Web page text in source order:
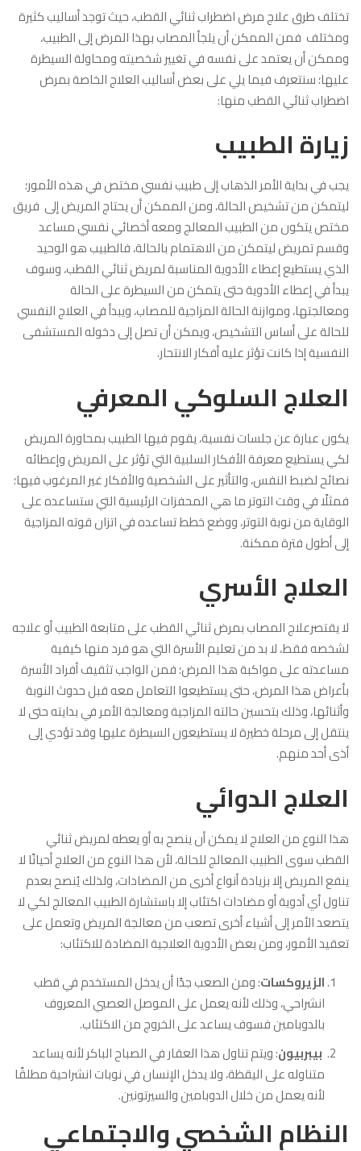
تختلف طرق علاج مرض اضطراب ثنائي القطب، حيث توجد أساليب كثيرة
ومختلف فمن الممكن أن يلجأ المصاب بهذا المرض إلى الطبيب،
وممكن أن يعتمد على نفسه في تغيير شخصيته ومحاولة السيطرة
عليها؛ سنتعرف فيما يلي على بعض أساليب العلاج الخاصة بمرض
اضطراب ثنائي القطب منها:
زيارة الطبيب
يجب في بداية الأمر الذهاب إلى طبيب نفسي مختص في هذه الأمور؛
ليتمكن من تشخيص الحالة، ومن الممكن أن يحتاج المريض إلى فريق
مختص يتكون من الطبيب المعالج ومعه أخصائي نفسي مساعد
وقسم تمريض ليتمكن من الاهتمام بالحالة، فالطبيب هو الوحيد
الذي يستطيع إعطاء الأدوية المناسبة لمريض ثنائي القطب، وسوف
يبدأ في إعطاء الأدوية حتى يتمكن من السيطرة على الحالة
ومعالجتها، وموازنة الحالة المزاجية للمصاب، ويبدأ في العلاج النفسي
للحالة على أساس التشخيص، ويمكن أن تصل إلى دخوله المستشفى
النفسية إذا كانت تؤثر عليه أفكار الانتحار.
العلاج السلوكي المعرفي
يكون عبارة عن جلسات نفسية، يقوم فيها الطبيب بمحاورة المريض
لكي يستطيع معرفة الأفكار السلبية التي تؤثر على المريض وإعطائه
نصائح لضبط النفس، والتأثير على الشخصية والأفكار غير المرغوب فيها؛
فمثلًا في وقت التوتر ما هي المحفزات الرئيسية التي ستساعده على
الوقاية من نوبة التوتر، ووضع خطط تساعده في اتزان قوته المزاجية
إلى أطول فترة ممكنة.
العلاج الأسري
لا يقتصرعلاج المصاب بمرض ثنائي القطب على متابعة الطبيب أو علاجه
لشخصه فقط، لا بد من تعليم الأسرة التي هو فرد منها كيفية
مساعدته على مواكبة هذا المرض؛ فمن الواجب تثقيف أفراد الأسرة
بأعراض هذا المرض، حتى يستطيعوا التعامل معه قبل حدوث النوبة
وأثنائها، وذلك بتحسين حالته المزاجية ومعالجة الأمر في بدايته حتى لا
ينتقل إلى مرحلة خطيرة لا يستطيعون السيطرة عليها وقد تؤدي إلى
أذى أحد منهم.
العلاج الدوائي
هذا النوع من العلاج لا يمكن أن ينصح به أو يعطه لمريض ثنائي
القطب سوى الطبيب المعالج للحالة، لأن هذا النوع من العلاج أحيانًا لا
ينفع المريض إلا بزيادة أنواع أخرى من المضادات، ولذلك يُنصح بعدم
تناول أي أدوية أو مضادات اكتئاب إلا باستشارة الطبيب المعالج لكي لا
يتصعد الأمر إلى أشياء أخرى تصعب من معالجة المريض وتعمل على
تعقيد الأمور، ومن بعض الأدوية العلاجية المضادة للاكتئاب:
الزيروكسات: ومن الصعب جدًا أن يدخل المستخدم في قطب
انشراحي، وذلك لأنه يعمل على الموصل العصبي المعروف
بالدوبامين فسوف يساعد على الخروج من الاكتئاب.
بيبربيون: ويتم تناول هذا العقار في الصباح الباكر لأنه يساعد
متناوله على اليقظة، ولا يدخل الإنسان في نوبات انشراحية مطلقًا
لأنه يعمل من خلال الدوبامين والسيرتونين.
النظام الشخصي والاجتماعي